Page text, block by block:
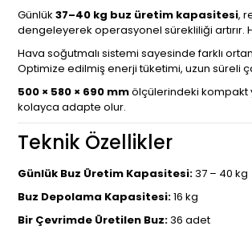
Günlük 37–40 kg buz üretim kapasitesi,
dengeleyerek operasyonel sürekliliği artırır.
Hava soğutmalı sistemi sayesinde farklı
Optimize edilmiş enerji tüketimi, uzun süreli
500 × 580 × 690 mmölçülerindeki kompakt
kolayca adapte olur.
Teknik Özellikler
Günlük Buz Üretim Kapasitesi:37 – 40 kg
Buz Depolama Kapasitesi:16 kg
Bir Çevrimde Üretilen Buz:36 adet